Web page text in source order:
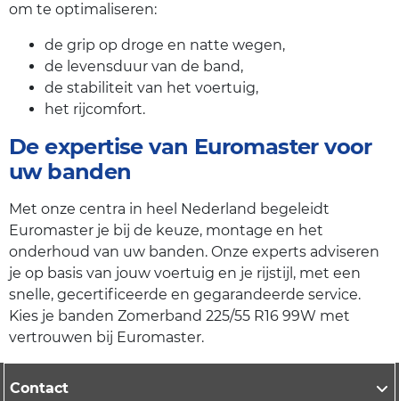
om te optimaliseren:
de grip op droge en natte wegen,
de levensduur van de band,
de stabiliteit van het voertuig,
het rijcomfort.
De expertise van Euromaster voor
uw banden
Met onze centra in heel Nederland begeleidt
Euromaster je bij de keuze, montage en het
onderhoud van uw banden. Onze experts adviseren
je op basis van jouw voertuig en je rijstijl, met een
snelle, gecertificeerde en gegarandeerde service.
Kies je banden Zomerband 225/55 R16 99W met
vertrouwen bij Euromaster.
Contact